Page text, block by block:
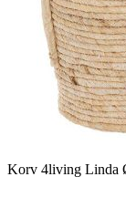
Korv 4living Linda